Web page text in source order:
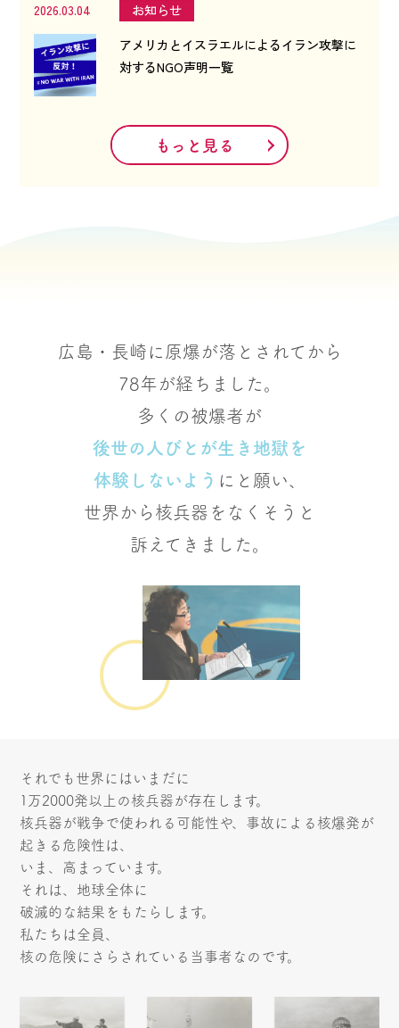
2026.03.04
お知らせ
アメリカとイスラエルによるイラン攻撃に
対するNGO声明一覧
もっと見る
広島・長崎に原爆が落とされてから
78年が経ちました。
多くの被爆者が
後世の人びとが生き地獄を
体験しないよう にと願い、
世界から核兵器をなくそうと
訴えてきました。
それでも世界にはいまだに
1万2000発以上の核兵器が存在します。
核兵器が戦争で使われる可能性や、事故による核爆発が
起きる危険性は、
いま、高まっています。
それは、地球全体に
破滅的な結果をもたらします。
私たちは全員、
核の危険にさらされている当事者なのです。